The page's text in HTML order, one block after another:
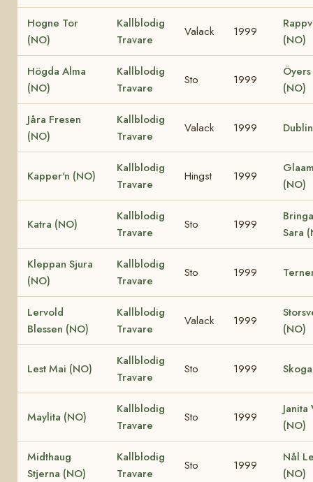
Hogne Tor
(NO)
Kallblodig
Travare
Valack 1999
(NO)
Högda Alma
(NO)
Kallblodig
Travare
Sto 1999
(NO)
Jåra Fresen
(NO)
Kallblodig
Travare
Valack 1999
Kapper'n (NO)
Kallblodig
Travare
Hingst 1999
(NO)
Katra (NO)
Kallblodig
Travare
Sto 1999
Sara
Kleppan Sjura
(NO)
Kallblodig
Travare
Sto 1999
Lervold
Blessen (NO)
Kallblodig
Travare
Valack 1999
(NO)
Lest Mai (NO)
Kallblodig
Travare
Sto 1999
Maylita (NO)
Kallblodig
Travare
Sto 1999
(NO)
Midthaug
Stjerna (NO)
Kallblodig
Travare
Sto 1999
Nål
(NO)